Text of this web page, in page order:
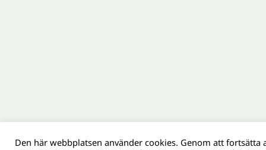
Den här webbplatsen använder cookies. Genom att fortsätta